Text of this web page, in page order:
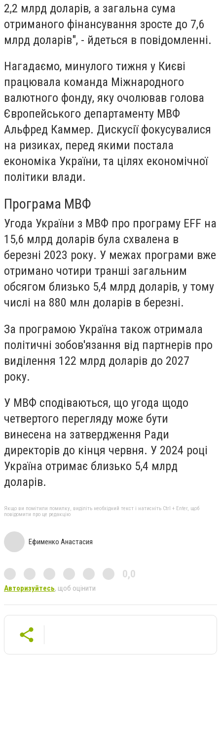
2,2 млрд доларів, а загальна сума
отриманого фінансування зросте до 7,6
млрд доларів", - йдеться в повідомленні.
Нагадаємо, минулого тижня у Києві
працювала команда Міжнародного
валютного фонду, яку очолював голова
Європейського департаменту МВФ
Альфред Каммер. Дискусії фокусувалися
на ризиках, перед якими постала
економіка України, та цілях економічної
політики влади.
Програма МВФ
Угода України з МВФ про програму EFF на
15,6 млрд доларів була схвалена в
березні 2023 року. У межах програми вже
отримано чотири транші загальним
обсягом близько 5,4 млрд доларів, у тому
числі на 880 млн доларів в березні.
За програмою Україна також отримала
політичні зобов'язання від партнерів про
виділення 122 млрд доларів до 2027
року.
У МВФ сподіваються, що угода щодо
четвертого перегляду може бути
винесена на затвердження Ради
директорів до кінця червня. У 2024 році
Україна отримає близько 5,4 млрд
доларів.
Якщо ви помітили помилку, виділіть необхідний текст і натисніть Ctrl + Enter, щоб
повідомити про це редакцію
Ефименко Анастасия
0,0
Авторизуйтесь, щоб оцінити